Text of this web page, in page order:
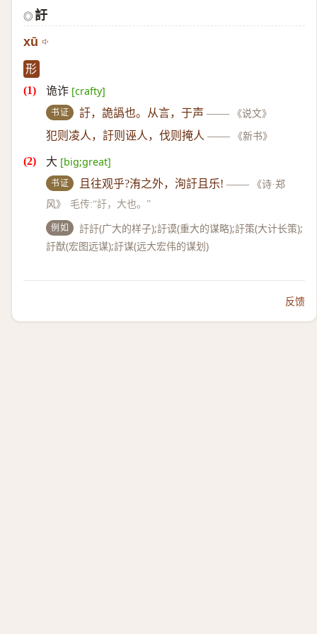
◎ 訏
xū
形
诡诈 [crafty]
书证 訏，詭譌也。从言，于声 —— 《说文》
犯则凌人，訏则诬人，伐则掩人 —— 《新书》
大 [big;great]
书证 且往观乎?洧之外，洵訏且乐! ——
《诗·郑
风》
毛传:“訏，大也。”
例如
訏訏(广大的样子);訏谟(重大的谋略);訏策(大计长策);
訏猷(宏图远谋);訏谋(远大宏伟的谋划)
反馈